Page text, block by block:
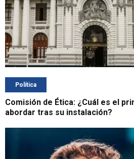
Política
Comisión de Ética: ¿Cuál es el
abordar tras su instalación?